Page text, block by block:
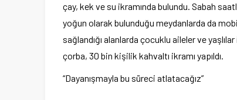
çay, kek ve su ikramında bulundu. Sabah
yoğun olarak bulunduğu meydanlarda da
sağlandığı alanlarda çocuklu aileler ve
çorba, 30 bin kişilik kahvaltı ikramı yapıldı.
“Dayanışmayla bu süreci atlatacağız”